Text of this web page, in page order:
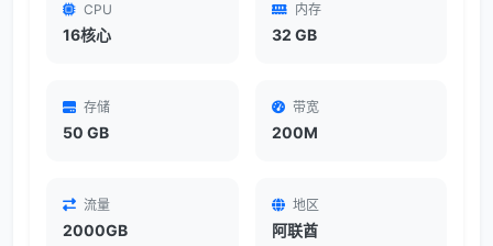
CPU
16核心
内存
32 GB
存储
50 GB
带宽
200M
流量
2000GB
地区
阿联酋